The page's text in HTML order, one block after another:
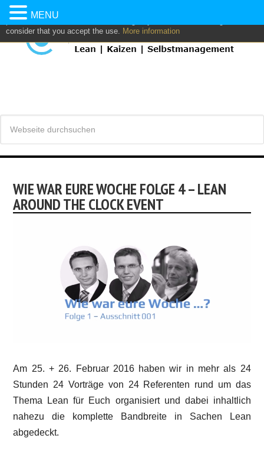
This website uses own and/or third parties cookies to: analyze,
personalize content and/or advertising. If you continue browsing, we
consider that you accept the use. More information
WIE WAR EURE WOCHE FOLGE 4 – LEAN
AROUND THE CLOCK EVENT
Am 25. + 26. Februar 2016 haben wir in mehr als 24
Stunden 24 Vorträge von 24 Referenten rund um das
Thema Lean für Euch organisiert und dabei inhaltlich
nahezu die komplette Bandbreite in Sachen Lean
abgedeckt.
MENU